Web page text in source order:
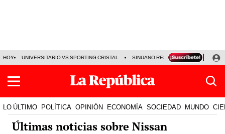
HOY UNIVERSITARIO VS SPORTING CRISTAL SINUANO RESULTADOS HOY
LO ÚLTIMO POLÍTICA OPINIÓN ECONOMÍA SOCIEDAD MUNDO
Últimas noticias sobre Nissan